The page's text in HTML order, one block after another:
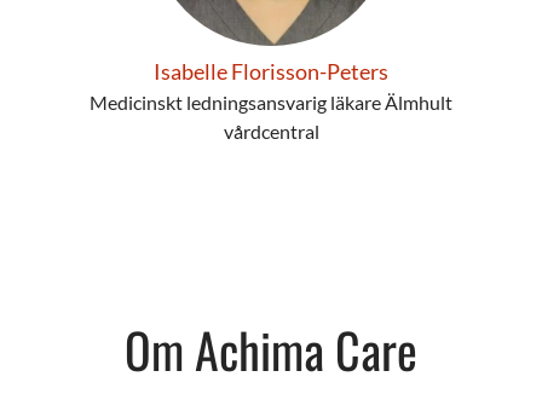
Isabelle Florisson-Peters
Medicinskt ledningsansvarig läkare Älmhult
vårdcentral
Om Achima Care